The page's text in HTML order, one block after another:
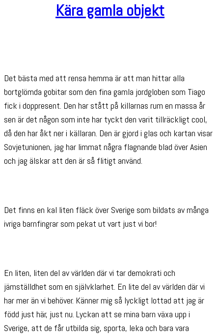
Kära gamla objekt
Det bästa med att rensa hemma är att man hittar alla
bortglömda gobitar som den fina gamla jordgloben som Tiago
fick i doppresent. Den har stått på killarnas rum en massa år
sen är det någon som inte har tyckt den varit tillräckligt cool,
då den har åkt ner i källaran. Den är gjord i glas och kartan visar
Sovjetunionen, jag har limmat några flagnande blad över Asien
och jag älskar att den är så flitigt använd.
Det finns en kal liten fläck över Sverige som bildats av många
ivriga barnfingrar som pekat ut vart just vi bor!
En liten, liten del av världen där vi tar demokrati och
jämställdhet som en självklarhet. En lite del av världen där vi
har mer än vi behöver. Känner mig så lyckligt lottad att jag är
född just här, just nu. Lyckan att se mina barn växa upp i
Sverige, att de får utbilda sig, sporta, leka och bara vara